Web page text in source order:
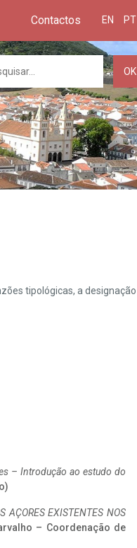
Contactos EN PT
OK
tipológicas, a designação
– Introdução ao estudo do
AÇORES EXISTENTES NOS
– Coordenação de